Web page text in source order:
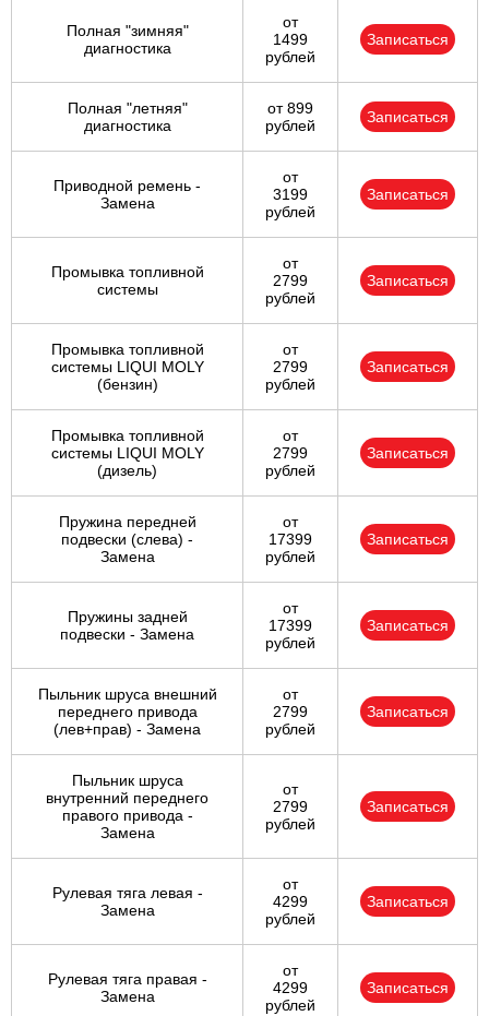
Полная "зимняя"
диагностика
от
1499
рублей
Записаться
Полная "летняя"
диагностика
от 899
рублей
Записаться
Приводной ремень -
Замена
от
3199
рублей
Записаться
Промывка топливной
системы
от
2799
рублей
Записаться
Промывка топливной
системы LIQUI MOLY
(бензин)
от
2799
рублей
Записаться
Промывка топливной
системы LIQUI MOLY
(дизель)
от
2799
рублей
Записаться
Пружина передней
подвески (слева) -
Замена
от
17399
рублей
Записаться
Пружины задней
подвески - Замена
от
17399
рублей
Записаться
Пыльник шруса внешний
переднего привода
(лев+прав) - Замена
от
2799
рублей
Записаться
Пыльник шруса
внутренний переднего
правого привода -
Замена
от
2799
рублей
Записаться
Рулевая тяга левая -
Замена
от
4299
рублей
Записаться
Рулевая тяга правая -
Замена
от
4299
рублей
Записаться